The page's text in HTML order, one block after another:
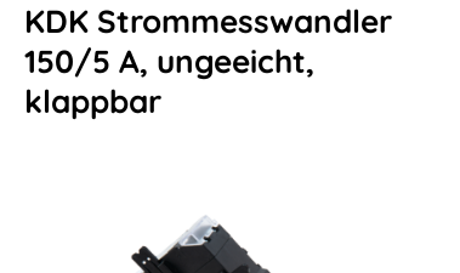
KDK Strommesswandler
150/5 A, ungeeicht,
klappbar